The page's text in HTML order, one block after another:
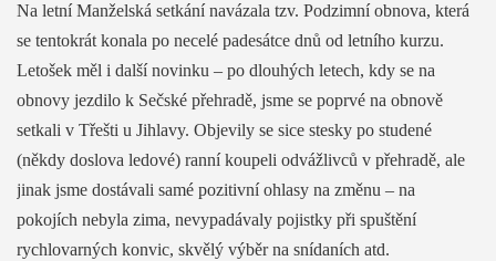
Na letní Manželská setkání navázala tzv. Podzimní obnova, která
se tentokrát konala po necelé padesátce dnů od letního kurzu.
Letošek měl i další novinku – po dlouhých letech, kdy se na
obnovy jezdilo k Sečské přehradě, jsme se poprvé na obnově
setkali v Třešti u Jihlavy. Objevily se sice stesky po studené
(někdy doslova ledové) ranní koupeli odvážlivců v přehradě, ale
jinak jsme dostávali samé pozitivní ohlasy na změnu – na
pokojích nebyla zima, nevypadávaly pojistky při spuštění
rychlovarných konvic, skvělý výběr na snídaních atd.